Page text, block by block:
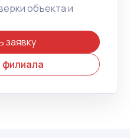
объекта и
заявку